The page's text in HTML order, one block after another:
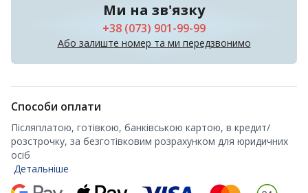
Ми на зв'язку
+38 (073) 901-99-99
Або залиште номер та ми передзвонимо
Способи оплати
Післяплатою, готівкою, банківською картою, в кредит/
розстрочку, за безготівковим розрахунком для юридичних
осіб
Детальніше